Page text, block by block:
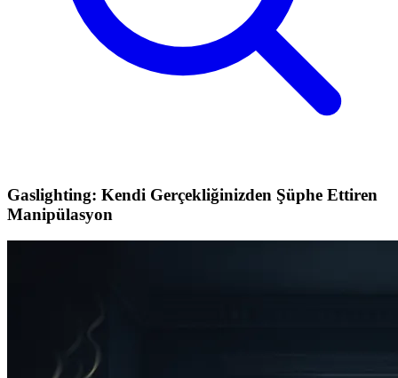
Gaslighting: Kendi Gerçekliğinizden Şüphe Ettiren
Manipülasyon